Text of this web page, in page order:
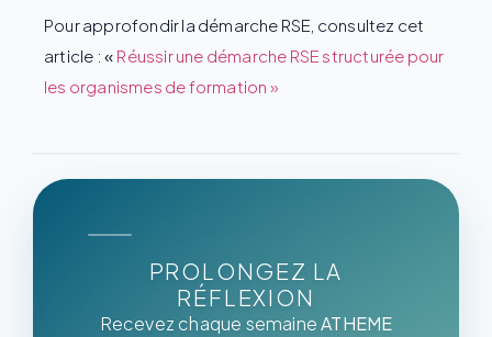
Pour approfondir la démarche RSE, consultez cet
article :« Réussir une démarche RSE structurée pour
les organismes de formation »
PROLONGEZ LA
RÉFLEXION
Recevez chaque semaineATHEME